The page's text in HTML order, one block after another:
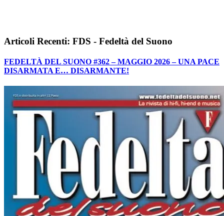
Articoli Recenti: FDS - Fedeltà del Suono
FEDELTÀ DEL SUONO #362 – MAGGIO 2026 – UNA PACE
DISARMATA E… DISARMANTE!